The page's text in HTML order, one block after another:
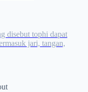
disebut tophi dapat
jari, tangan,